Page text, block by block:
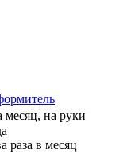
месяц, на руки
раза в месяц